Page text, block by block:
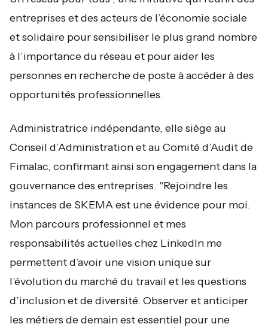
entreprises et des acteurs de l’économie sociale
et solidaire pour sensibiliser le plus grand nombre
à l’importance du réseau et pour aider les
personnes en recherche de poste à accéder à des
opportunités professionnelles.
Administratrice indépendante, elle siège au
Conseil d’Administration et au Comité d’Audit de
Fimalac, confirmant ainsi son engagement dans la
gouvernance des entreprises. "Rejoindre les
instances de SKEMA est une évidence pour moi.
Mon parcours professionnel et mes
responsabilités actuelles chez LinkedIn me
permettent d’avoir une vision unique sur
l’évolution du marché du travail et les questions
d’inclusion et de diversité. Observer et anticiper
les métiers de demain est essentiel pour une